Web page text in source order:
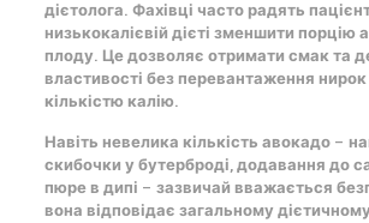
дієтолога. Фахівці часто радять
низькокалієвій дієті зменшити порцію
плоду. Це дозволяє отримати смак та
властивості без перевантаження
кількістю калію.
Навіть невелика кількість авокадо –
скибочки у бутерброді, додавання до
пюре в дипі – зазвичай вважається
вона відповідає загальному